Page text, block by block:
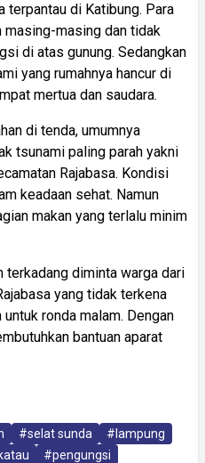
terpantau di Katibung. Para
masing-masing dan tidak
di atas gunung. Sedangkan
yang rumahnya hancur di
mertua dan saudara.
di tenda, umumnya
tsunami paling parah yakni
Rajabasa. Kondisi
keadaan sehat. Namun
makan yang terlalu minim
terkadang diminta warga dari
yang tidak terkena
ronda malam. Dengan
bantuan aparat
#selat sunda
#lampung
#pengungsi